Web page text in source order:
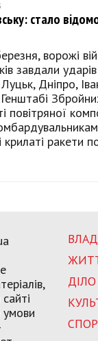
стало
ворожі
завдали
Дніпро,
повітряної
ракети
ДІЛО
умови